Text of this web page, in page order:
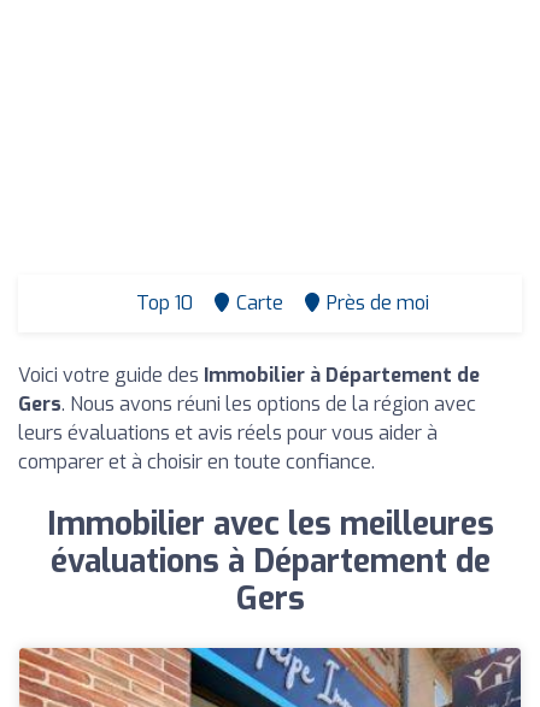
Top 10 Carte Près de moi
Voici votre guide des Immobilier à Département de
Gers. Nous avons réuni les options de la région avec
leurs évaluations et avis réels pour vous aider à
comparer et à choisir en toute confiance.
Immobilier avec les meilleures
évaluations à Département de
Gers